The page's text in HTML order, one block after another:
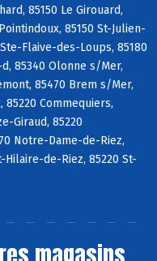
85150 Le Girouard,
85150 St-Julien-
Flaive-des-Loups, 85180
85340 Olonne s/Mer,
85470 Brem s/Mer,
Commequiers,
Giraud, 85220
Notre-Dame-de-Riez,
de-Riez, 85220 St-